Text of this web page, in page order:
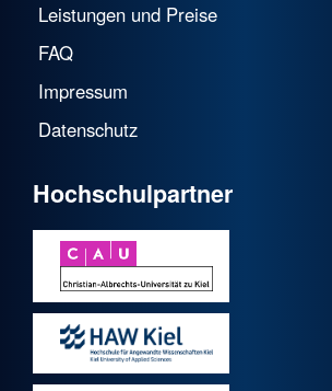
Leistungen und Preise
FAQ
Impressum
Datenschutz
Hochschulpartner